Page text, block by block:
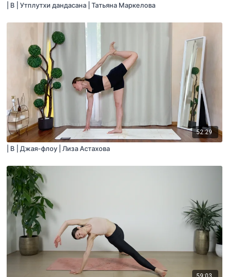
| B | Утплутхи дандасана | Татьяна Маркелова
52:29
| B | Джая-флоу | Лиза Астахова